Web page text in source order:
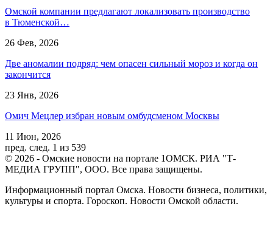
Омской компании предлагают локализовать производство
в Тюменской…
26 Фев, 2026
Две аномалии подряд: чем опасен сильный мороз и когда он
закончится
23 Янв, 2026
Омич Мецлер избран новым омбудсменом Москвы
11 Июн, 2026
пред. след. 1 из 539
© 2026 - Омские новости на портале 1ОМСК. РИА "Т-
МЕДИА ГРУПП", ООО. Все права защищены.
Информационный портал Омска. Новости бизнеса, политики,
культуры и спорта. Гороскоп. Новости Омской области.